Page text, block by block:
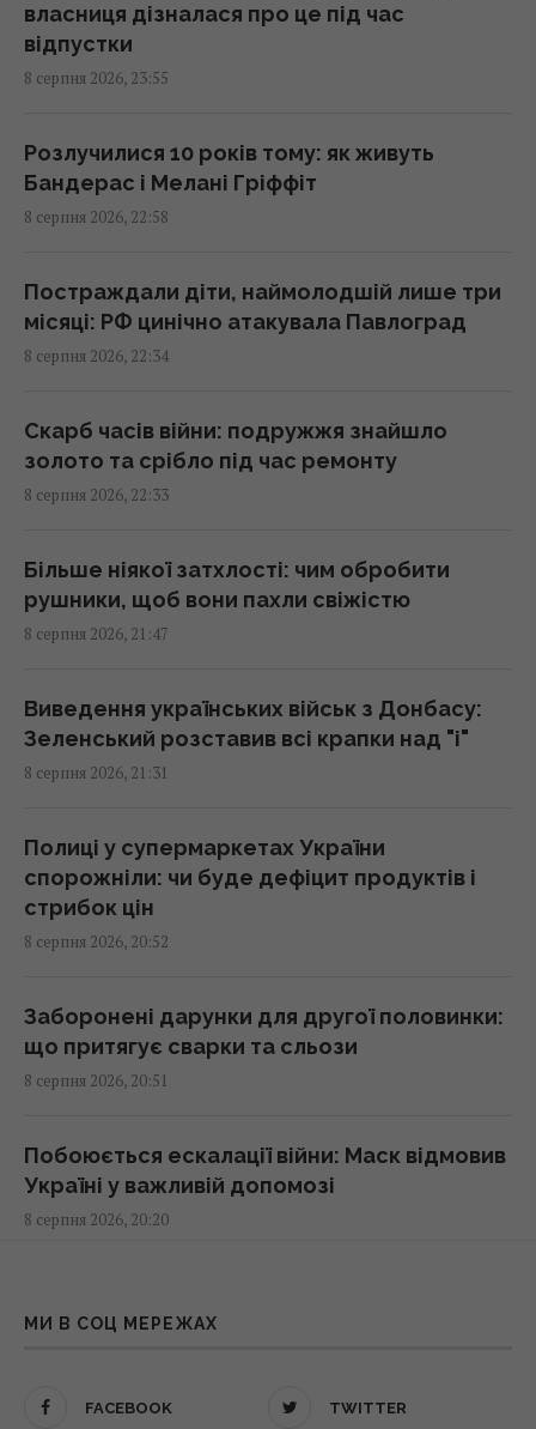
Як визначити бездушну людину: психологи
8 фраз, що видають соціопата
ЗСУ знищили комплекс РЕБ, призначений
для придушення Starlink, - OSINT
Відомий американський актор звернувся
до Путіна на тлі ударів по Україні
У СРСР створили систему "судного дня",
яка досі може знищити людство
"Це дуже боляче": син Байдена розповів
про стан здоров’я свого батька
Путін стягнув у Москву ППО з усієї Росії, але
збитки все одно шалені, - Зеленський
Коли Україна почне виробництво ракет до
Patriot: Зеленський сказав, від чого
залежать строки
Прихована мобілізація й маніпуляції:
Зеленський розкрив подальші плани Путіна
Астролог Влад Росс здивував новим
прогнозом щодо завершення війни в
ATACMS і гусеничні версії "Хаймарсів"
власниця дізналася про це під час
відпустки
8 серпня 2026, 23:55
Розлучилися 10 років тому: як живуть
Бандерас і Мелані Гріффіт
8 серпня 2026, 22:58
Постраждали діти, наймолодшій лише три
місяці: РФ цинічно атакувала Павлоград
8 серпня 2026, 22:34
Скарб часів війни: подружжя знайшло
золото та срібло під час ремонту
8 серпня 2026, 22:33
Більше ніякої затхлості: чим обробити
рушники, щоб вони пахли свіжістю
8 серпня 2026, 21:47
Виведення українських військ з Донбасу:
Зеленський розставив всі крапки над "і"
8 серпня 2026, 21:31
Полиці у супермаркетах України
спорожніли: чи буде дефіцит продуктів і
стрибок цін
8 серпня 2026, 20:52
Заборонені дарунки для другої половинки:
що притягує сварки та сльози
8 серпня 2026, 20:51
Побоюється ескалації війни: Маск відмовив
Україні у важливій допомозі
8 серпня 2026, 20:20
прізвища позашлюбним дітям
МИ В СОЦ МЕРЕЖАХ
FACEBOOK TWITTER